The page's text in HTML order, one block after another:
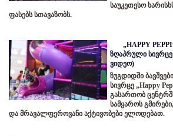
საუკეთესო
ფასებს სთავაზობს.
„HAPPY
ზღაპრული სივრცე
ვიდეო)
ზუგდიდში
სივრცე „Happy
გასართობ
სამყაროს
და მრავალფეროვანი აქტივობები ელოდებათ.